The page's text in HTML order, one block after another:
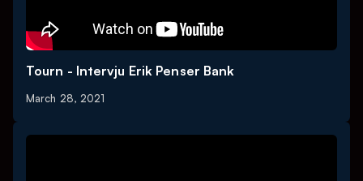
Tourn - Intervju Erik Penser Bank
March 28, 2021